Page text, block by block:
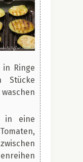
in Ringe
Stücke
in eine